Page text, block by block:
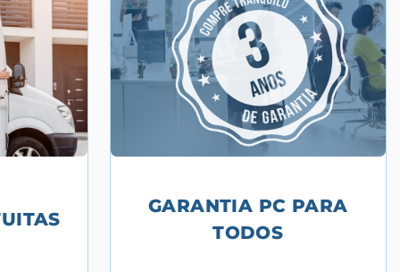
GARANTIA PC PARA
TODOS